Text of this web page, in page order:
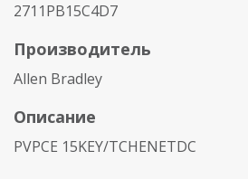
2711PB15C4D7
Производитель
Allen Bradley
Описание
PVPCE 15KEY/TCHENETDC